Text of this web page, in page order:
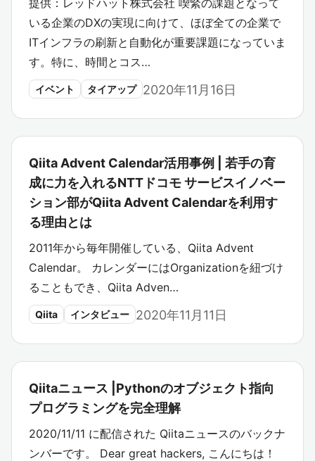
提供：レッドハット株式会社 喫緊の課題となって
いる企業のDXの実現に向けて、ほぼ全ての企業で
ITインフラの刷新と自動化が重要課題になっていま
す。特に、時間とコス…
イベント タイアップ 2020年11月16日
Qiita Advent Calendar活用事例 | 若手の育
成に力を入れるNTTドコモ サービスイノベー
ション部がQiita Advent Calendarを利用す
る理由とは
2011年から毎年開催している、Qiita Advent
Calendar。 カレンダーにはOrganizationを紐づけ
ることもでき、Qiita Adven…
Qiita インタビュー 2020年11月11日
Qiitaニュース |Pythonのオブジェクト指向
プログラミングを完全理解
2020/11/11 に配信された Qiitaニュースのバックナ
ンバーです。 Dear great hackers, こんにちは！